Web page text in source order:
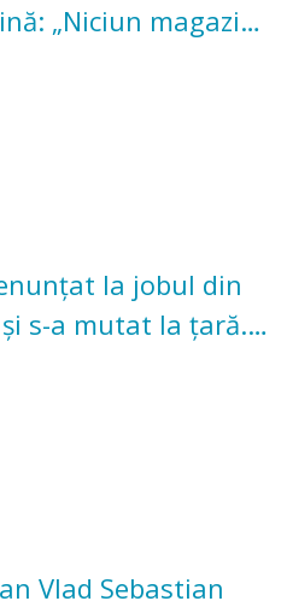
„Niciun magazin
satisfacție”
la jobul din
s-a mutat la țară.
în grădina
Vlad Sebastian